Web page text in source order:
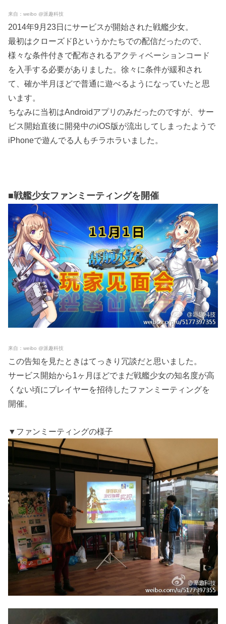
来自：weibo @派趣科技
2014年9月23日にサービスが開始された戦艦少女。
最初はクローズドβというかたちでの配信だったので、
様々な条件付きで配布されるアクティベーションコード
を入手する必要がありました。徐々に条件が緩和され
て、確か半月ほどで普通に遊べるようになっていたと思
います。
ちなみに当初はAndroidアプリのみだったのですが、サー
ビス開始直後に開発中のiOS版が流出してしまったようで
iPhoneで遊んでる人もチラホラいました。
■戦艦少女ファンミーティングを開催
来自：weibo @派趣科技
この告知を見たときはてっきり冗談だと思いました。
サービス開始から1ヶ月ほどでまだ戦艦少女の知名度が高
くない頃にプレイヤーを招待したファンミーティングを
開催。
▼ファンミーティングの様子